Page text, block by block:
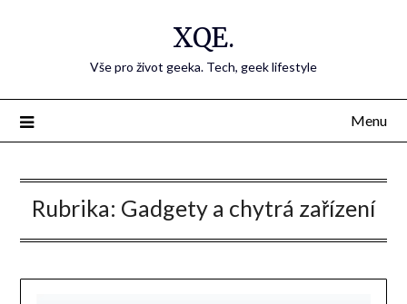
XQE.
Vše pro život geeka. Tech, geek lifestyle
Menu
Rubrika: Gadgety a chytrá zařízení